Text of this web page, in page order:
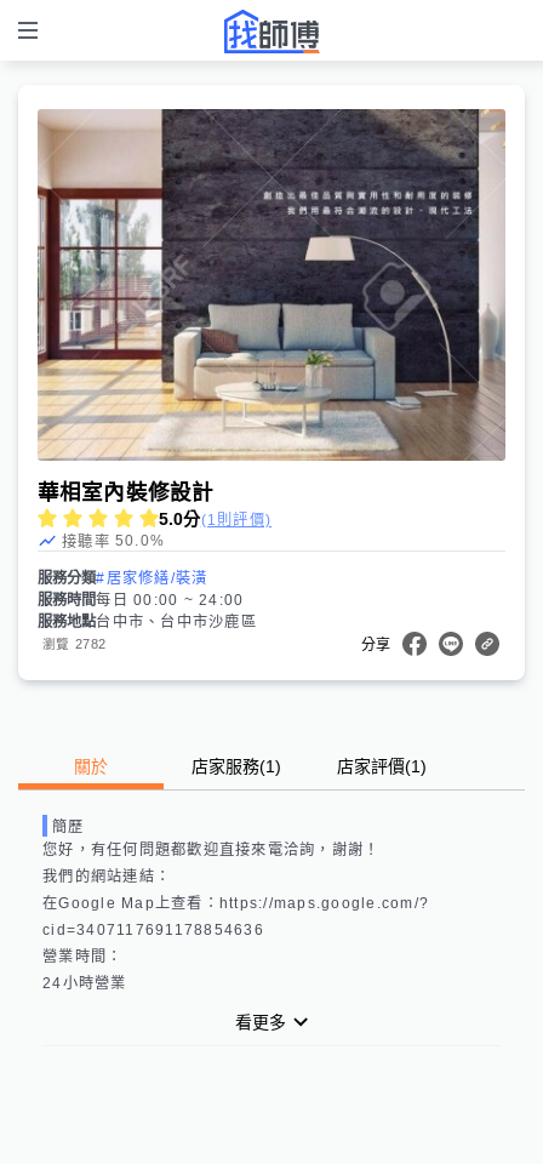
華相室內裝修設計
5.0分(1則評價)
接聽率 50.0%
服務分類#居家修繕/裝潢
服務時間每日 00:00 ~ 24:00
服務地點台中市、台中市沙鹿區
瀏覽 2782 分享
關於 店家服務(1) 店家評價(1)
簡歷
您好，有任何問題都歡迎直接來電洽詢，謝謝！
我們的網站連結：
在Google Map上查看：https://maps.google.com/?
cid=3407117691178854636
營業時間：
看更多